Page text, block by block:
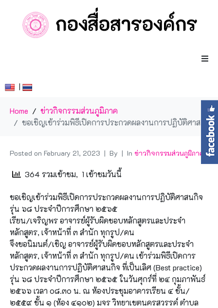
|
Home
ข่าวกิจกรรมส่วนภูมิภาค
ขอเชิญเข้าร่วมพิธีเปิดการประกวดผลงานการปฏิบัติศาสนกิจ รุ่น ๖๘ ประจำปีการศึกษา ๒๕๖๕
Posted on February 21, 2023 By In ข่าวกิจกรรมส่วนภูมิภาค
364 รวมเข้าชม, 1 เข้าชมวันนี้
ขอเชิญเข้าร่วมพิธีเปิดการประกวดผลงานการปฏิบัติศาสนกิจ
รุ่น ๖๘ ประจำปีการศึกษา ๒๕๖๕
เรียน/เจริญพร อาจารย์ผู้รับผิดชอบหลักสูตรและประจำ
หลักสูตร, เจ้าหน้าที่ ๓ สำนัก ทุกรูป/คน
จึงขอนิมนต์/เชิญ อาจารย์ผู้รับผิดชอบหลักสูตรและประจำ
หลักสูตร, เจ้าหน้าที่ ๓ สำนัก ทุกรูป/คน เข้าร่วมพิธีเปิดการ
ประกวดผลงานการปฏิบัติศาสนกิจ ที่เป็นเลิศ (Best practice)
รุ่น ๖๘ ประจำปีการศึกษา ๒๕๖๕ ในวันศุกร์ที่ ๒๔ กุมภาพันธ์
๒๕๖๖ เวลา ๐๘.๓๐ น. ณ ห้องประชุมอาคารเรียน ๔ ชั้น/
๒๕๕๙ ชั้น ๑ (ห้อง ๔๑๐๒) มจร วิทยาเขตนครสวรรค์ ตำบล